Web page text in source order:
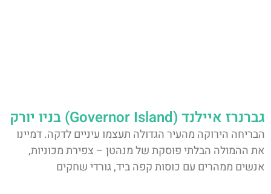
גברנרז איילנד (Governor Island) בניו יורק
הבריחה הירוקה מהעיר הגדולה תעצמו עיניים לדקה. דמיינו
את ההמולה הבלתי פוסקת של מנהטן – צפירת מכוניות,
אנשים ממהרים עם כוסות קפה ביד, גורדי שחקים